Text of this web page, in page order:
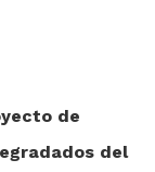
de
del